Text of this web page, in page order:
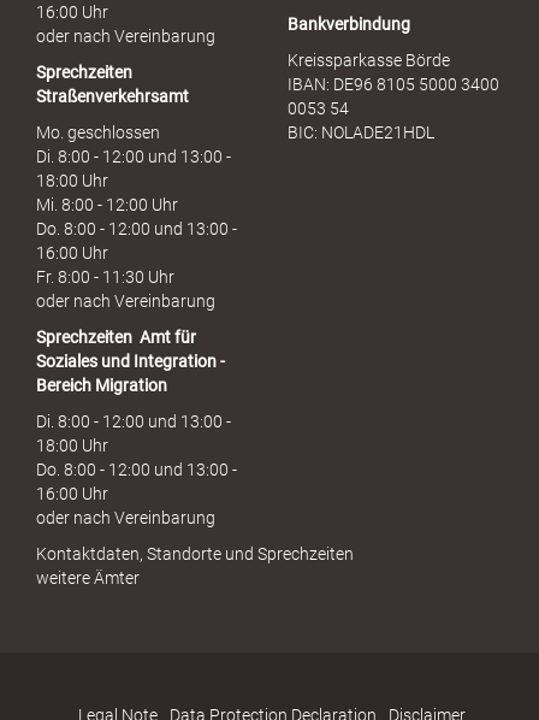
16:00 Uhr
oder nach Vereinbarung
Sprechzeiten
Straßenverkehrsamt
Mo. geschlossen
Di. 8:00 - 12:00 und 13:00 -
18:00 Uhr
Mi. 8:00 - 12:00 Uhr
Do. 8:00 - 12:00 und 13:00 -
16:00 Uhr
Fr. 8:00 - 11:30 Uhr
oder nach Vereinbarung
Sprechzeiten Amt für
Soziales und Integration -
Bereich Migration
Di. 8:00 - 12:00 und 13:00 -
18:00 Uhr
Do. 8:00 - 12:00 und 13:00 -
16:00 Uhr
oder nach Vereinbarung
Bankverbindung
Kreissparkasse Börde
IBAN: DE96 8105 5000 3400
0053 54
BIC: NOLADE21HDL
Kontaktdaten, Standorte und Sprechzeiten
weitere Ämter
Legal Note Data Protection Declaration Disclaimer